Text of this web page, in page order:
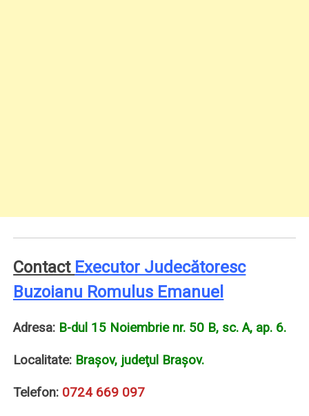
Contact Executor Judecătoresc
Buzoianu Romulus Emanuel
Adresa: B-dul 15 Noiembrie nr. 50 B, sc. A, ap. 6.
Localitate: Braşov, judeţul Braşov.
Telefon: 0724 669 097